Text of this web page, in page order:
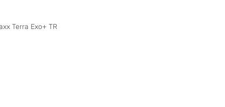
Terra Exo+ TR